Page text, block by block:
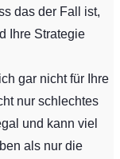
das der Fall ist,
Ihre Strategie
gar nicht für Ihre
nur schlechtes
und kann viel
als nur die